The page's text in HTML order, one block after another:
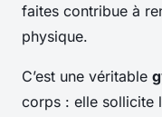
faites contribue à
physique.
C’est une véritable
corps : elle sollicite